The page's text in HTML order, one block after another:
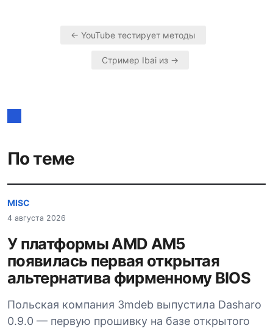
Навигация
← YouTube тестирует методы
Стример Ibai из →
По теме
MISC
4 августа 2026
У платформы AMD AM5
появилась первая открытая
альтернатива фирменному BIOS
Польская компания 3mdeb выпустила Dasharo
0.9.0 — первую прошивку на базе открытого